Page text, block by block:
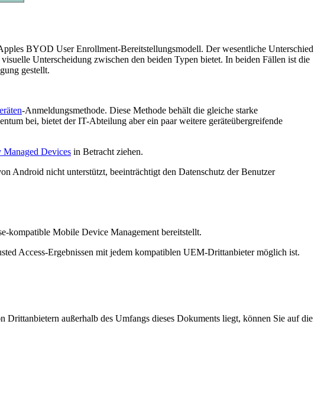
BYOD User Enrollment-Bereitstellungsmodell. Der wesentliche Unterschied
Unterscheidung zwischen den beiden Typen bietet. In beiden Fällen ist die
gestellt.
-Anmeldungsmethode. Diese Methode behält die gleiche starke
bei, bietet der IT-Abteilung aber ein paar weitere geräteübergreifende
Devices in Betracht ziehen.
Android nicht unterstützt, beeinträchtigt den Datenschutz der Benutzer
kompatible Mobile Device Management bereitstellt.
Access-Ergebnissen mit jedem kompatiblen UEM-Drittanbieter möglich ist.
außerhalb des Umfangs dieses Dokuments liegt, können Sie auf die